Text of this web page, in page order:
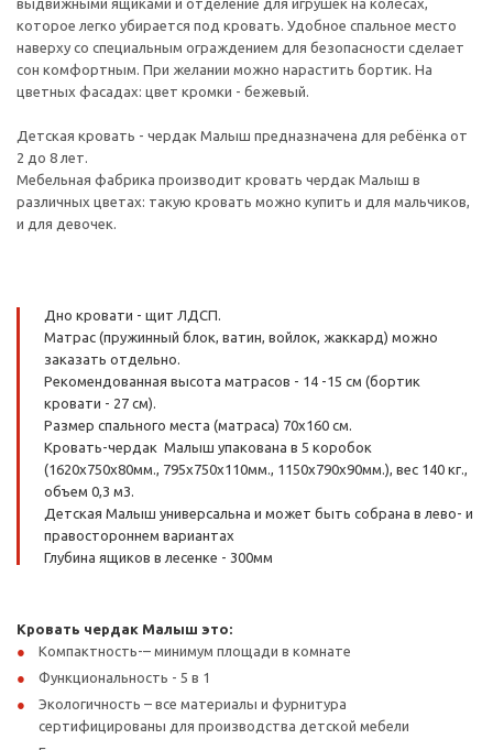
выдвижными ящиками и отделение для игрушек на колёсах,
которое легко убирается под кровать. Удобное спальное место
наверху со специальным ограждением для безопасности сделает
сон комфортным. При желании можно нарастить бортик. На
цветных фасадах: цвет кромки - бежевый.
Детская кровать - чердак Малыш предназначена для ребёнка от
2 до 8 лет.
Мебельная фабрика производит кровать чердак Малыш в
различных цветах: такую кровать можно купить и для мальчиков,
и для девочек.
Дно кровати - щит ЛДСП.
Матрас (пружинный блок, ватин, войлок, жаккард) можно
заказать отдельно.
Рекомендованная высота матрасов - 14 -15 см (бортик
кровати - 27 см).
Размер спального места (матраса) 70х160 см.
Кровать-чердак Малыш упакована в 5 коробок
(1620х750х80мм., 795х750х110мм., 1150х790х90мм.), вес 140 кг.,
объем 0,3 м3.
Детская Малыш универсальна и может быть собрана в лево- и
правостороннем вариантах
Глубина ящиков в лесенке - 300мм
Кровать чердак Малыш это:
Компактность-– минимум площади в комнате
Функциональность - 5 в 1
Экологичность – все материалы и фурнитура
сертифицированы для производства детской мебели